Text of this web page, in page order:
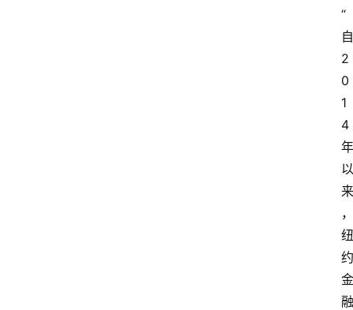
“
自
2
0
1
4
年
以
来
，
纽
约
金
融